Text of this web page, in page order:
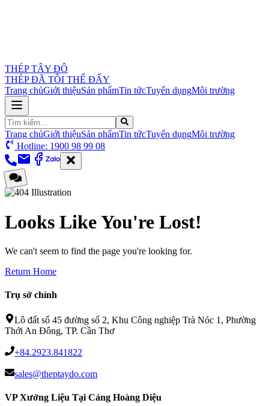
THÉP TÂY ĐÔ
THÉP ĐÃ TÔI THẾ ĐẤY
Trang chủGiới thiệuSản phẩmTin tứcTuyển dụngMôi trường
Trang chủGiới thiệuSản phẩmTin tứcTuyển dụngMôi trường
Hotline: 1900 98 99 08
Looks Like You're Lost!
We can't seem to find the page you're looking for.
Return Home
Trụ sở chính
Lô đất số 45 đường số 2, Khu Công nghiệp Trà Nóc 1, Phường
Thới An Đông, TP. Cần Thơ
+84.2923.841822
sales@theptaydo.com
VP Xưởng Liệu Tại Cảng Hoàng Diệu